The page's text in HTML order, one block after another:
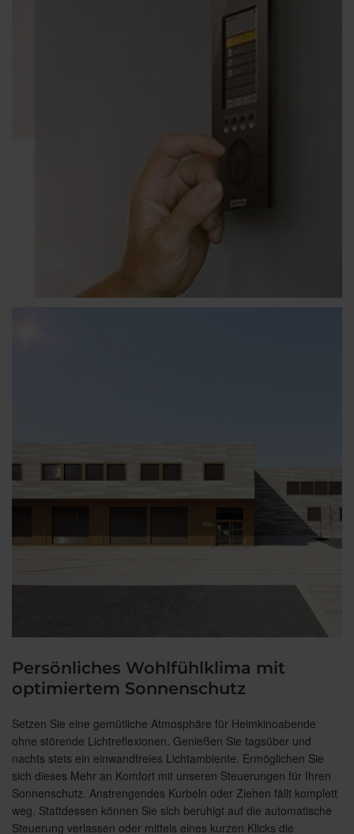
Persönliches Wohlfühlklima mit
optimiertem Sonnenschutz
Setzen Sie eine gemütliche Atmosphäre für Heimkinoabende
ohne störende Lichtreflexionen. Genießen Sie tagsüber und
nachts stets ein einwandfreies Lichtambiente. Ermöglichen Sie
sich dieses Mehr an Komfort mit unseren Steuerungen für Ihren
Sonnenschutz. Anstrengendes Kurbeln oder Ziehen fällt komplett
weg. Stattdessen können Sie sich beruhigt auf die automatische
Steuerung verlassen oder mittels eines kurzen Klicks die